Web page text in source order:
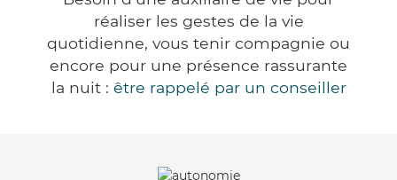
réaliser les gestes de la vie
quotidienne, vous tenir compagnie ou
encore pour une présence rassurante
la nuit : être rappelé par un conseiller